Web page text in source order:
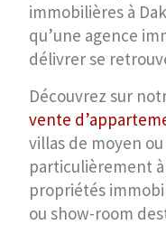
immobilières à
qu’une agence
délivrer se
Découvrez sur
vente
villas de moyen
particulièrement
propriétés
ou show-room